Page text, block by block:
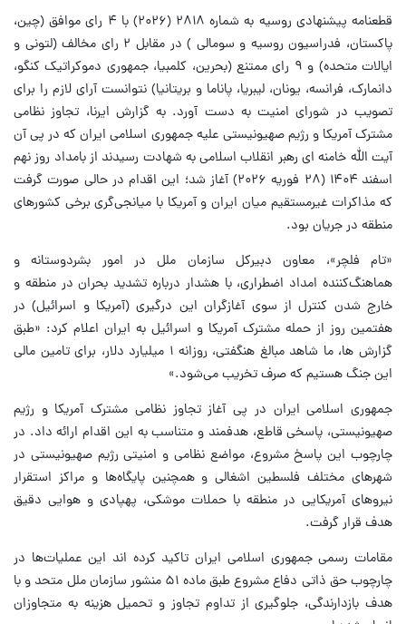
قطعنامه پیشنهادی روسیه به شماره ۲۸۱۸ (۲۰۲۶) با ۴ رای موافق (چین،
پاکستان، فدراسیون روسیه و سومالی ) در مقابل ۲ رای مخالف (لتونی و
ایالات متحده) و ۹ رای ممتنع (بحرین، کلمبیا، جمهوری دموکراتیک کنگو،
دانمارک، فرانسه، یونان، لیبریا، پاناما و بریتانیا) نتوانست آرای لازم را برای
تصویب در شورای امنیت به دست آورد. به گزارش ایرنا، تجاوز نظامی
مشترک آمریکا و رژیم صهیونیستی علیه جمهوری اسلامی ایران که در پی آن
آیت الله خامنه ای رهبر انقلاب اسلامی به شهادت رسیدند از بامداد روز نهم
اسفند ۱۴۰۴ (۲۸ فوریه ۲۰۲۶) آغاز شد؛ این اقدام در حالی صورت گرفت
که مذاکرات غیرمستقیم میان ایران و آمریکا با میانجی‌گری برخی کشورهای
منطقه در جریان بود.
«تام فلچر»، معاون دبیرکل سازمان ملل در امور بشردوستانه و
هماهنگ‌کننده امداد اضطراری، با هشدار درباره تشدید بحران در منطقه و
خارج شدن کنترل از سوی آغازگران این درگیری (آمریکا و اسرائیل) در
هفتمین روز از حمله مشترک آمریکا و اسرائیل به ایران اعلام کرد: «طبق
گزارش ها، ما شاهد مبالغ هنگفتی، روزانه ۱ میلیارد دلار، برای تامین مالی
این جنگ هستیم که صرف تخریب می‌شود.»
جمهوری اسلامی ایران در پی آغاز تجاوز نظامی مشترک آمریکا و رژیم
صهیونیستی، پاسخی قاطع، هدفمند و متناسب به این اقدام ارائه داد. در
چارچوب این پاسخ مشروع، مواضع نظامی و امنیتی رژیم صهیونیستی در
شهرهای مختلف فلسطین اشغالی و همچنین پایگاه‌ها و مراکز استقرار
نیروهای آمریکایی در منطقه با حملات موشکی، پهپادی و هوایی دقیق
هدف قرار گرفت.
مقامات رسمی جمهوری اسلامی ایران تاکید کرده اند این عملیات‌ها در
چارچوب حق ذاتی دفاع مشروع طبق ماده ۵۱ منشور سازمان ملل متحد و با
هدف بازدارندگی، جلوگیری از تداوم تجاوز و تحمیل هزینه به متجاوزان